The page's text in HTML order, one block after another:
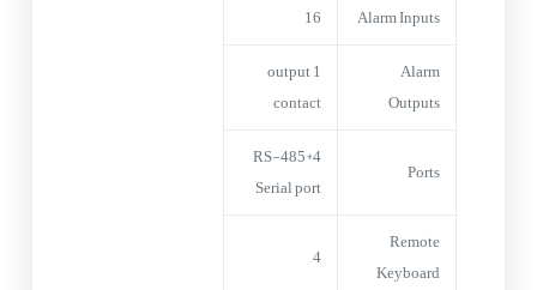
Alarm Inputs
16
Alarm
Outputs
1 output
contact
Ports
4*RS-485
Serial port
Remote
Keyboard
4